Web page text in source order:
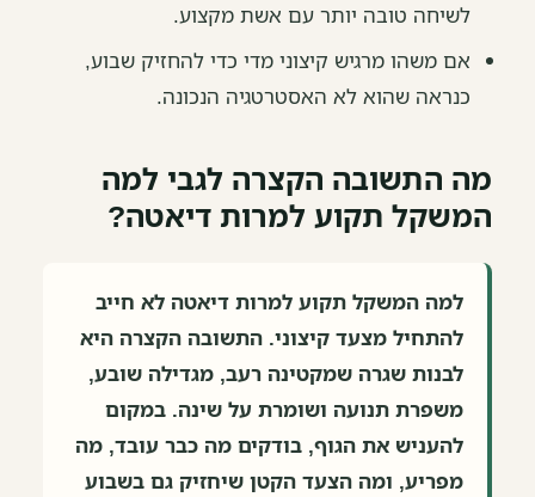
לשיחה טובה יותר עם אשת מקצוע.
אם משהו מרגיש קיצוני מדי כדי להחזיק שבוע,
כנראה שהוא לא האסטרטגיה הנכונה.
מה התשובה הקצרה לגבי למה
המשקל תקוע למרות דיאטה?
למה המשקל תקוע למרות דיאטה לא חייב
להתחיל מצעד קיצוני. התשובה הקצרה היא
לבנות שגרה שמקטינה רעב, מגדילה שובע,
משפרת תנועה ושומרת על שינה. במקום
להעניש את הגוף, בודקים מה כבר עובד, מה
מפריע, ומה הצעד הקטן שיחזיק גם בשבוע